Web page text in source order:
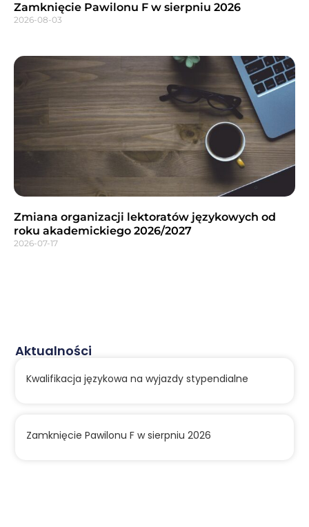
Zamknięcie Pawilonu F w sierpniu 2026
2026-08-03
Zmiana organizacji lektoratów językowych od
roku akademickiego 2026/2027
2026-07-17
Aktualności
Kwalifikacja językowa na wyjazdy stypendialne
Zamknięcie Pawilonu F w sierpniu 2026